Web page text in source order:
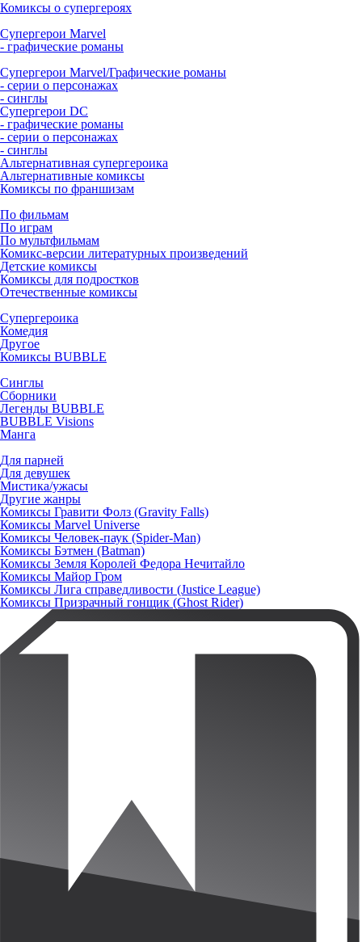
Комиксы о супергероях
Супергерои Marvel
- графические романы
Супергерои Marvel/Графические романы
- серии о персонажах
- синглы
Супергерои DC
- графические романы
- серии о персонажах
- синглы
Альтернативная супергероика
Альтернативные комиксы
Комиксы по франшизам
По фильмам
По играм
По мультфильмам
Комикс-версии литературных произведений
Детские комиксы
Комиксы для подростков
Отечественные комиксы
Супергероика
Комедия
Другое
Комиксы BUBBLE
Синглы
Сборники
Легенды BUBBLE
BUBBLE Visions
Манга
Для парней
Для девушек
Мистика/ужасы
Другие жанры
Комиксы Гравити Фолз (Gravity Falls)
Комиксы Marvel Universe
Комиксы Человек-паук (Spider-Man)
Комиксы Бэтмен (Batman)
Комиксы Земля Королей Федора Нечитайло
Комиксы Майор Гром
Комиксы Лига справедливости (Justice League)
Комиксы Призрачный гонщик (Ghost Rider)